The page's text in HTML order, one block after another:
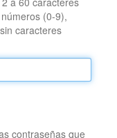
(0-9),
caracteres
contraseñas que